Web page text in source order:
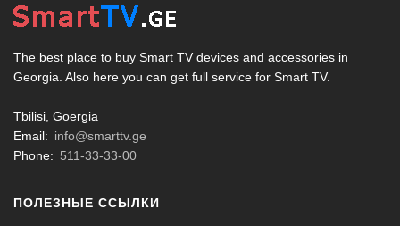
The best place to buy Smart TV devices and accessories in
Georgia. Also here you can get full service for Smart TV.
Tbilisi, Goergia
Email: info@smarttv.ge
Phone: 511-33-33-00
ПОЛЕЗНЫЕ ССЫЛКИ